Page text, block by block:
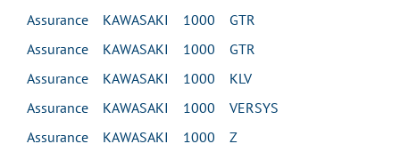
Assurance KAWASAKI 1000 GTR
Assurance KAWASAKI 1000 GTR
Assurance KAWASAKI 1000 KLV
Assurance KAWASAKI 1000 VERSYS
Assurance KAWASAKI 1000 Z